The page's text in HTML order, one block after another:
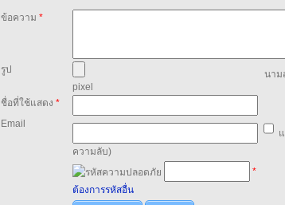
ข้อความ *
รูป
นาม
pixel
ชื่อที่ใช้แสดง *
Email
ความลับ)
*
ต้องการรหัสอื่น